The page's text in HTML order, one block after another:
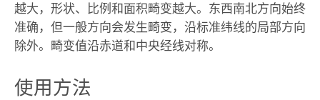
越大，形状、比例和面积畸变越大。东西南北方向始终
准确，但一般方向会发生畸变，沿标准纬线的局部方向
除外。畸变值沿赤道和中央经线对称。
使用方法